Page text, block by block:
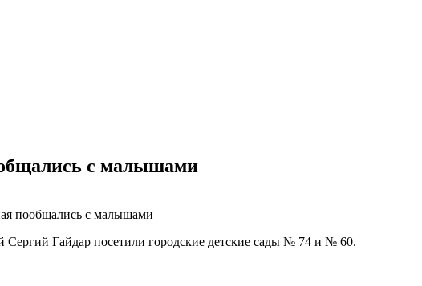
с малышами
Гайдар посетили городские детские сады № 74 и № 60.